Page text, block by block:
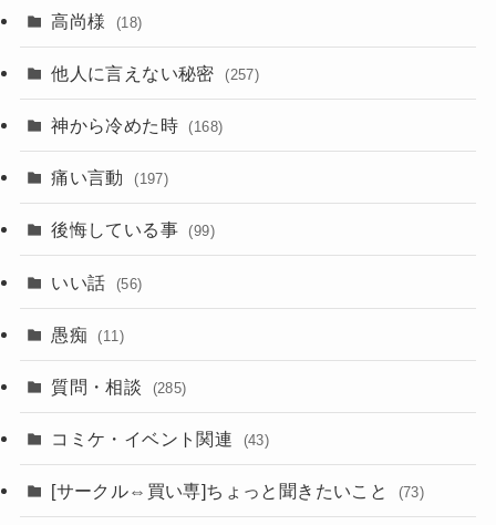
高尚様 (18)
他人に言えない秘密 (257)
神から冷めた時 (168)
痛い言動 (197)
後悔している事 (99)
いい話 (56)
愚痴 (11)
質問・相談 (285)
コミケ・イベント関連 (43)
[サークル⇔買い専]ちょっと聞きたいこと (73)